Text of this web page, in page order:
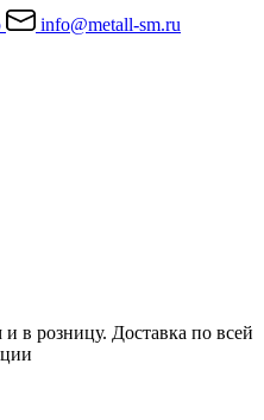
info@metall-sm.ru
в розницу. Доставка по всей